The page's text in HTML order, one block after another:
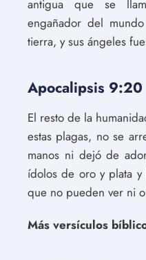
antigua que se
engañador del
tierra, y sus ángeles
Apocalipsis 9:20
El resto de la
estas plagas, no se
manos ni dejó de
ídolos de oro y plata
que no pueden ver ni
Más versículos